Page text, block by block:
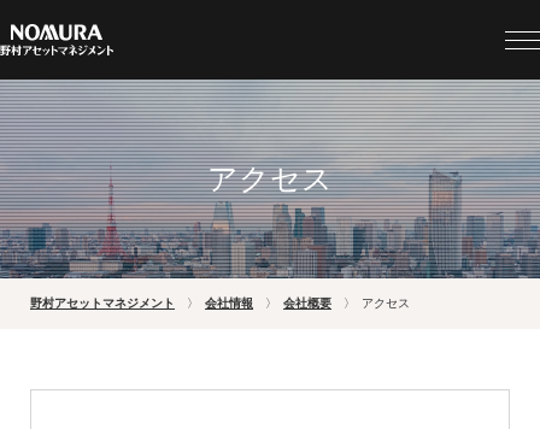
アクセス
野村アセットマネジメント 会社情報 会社概要 アクセス